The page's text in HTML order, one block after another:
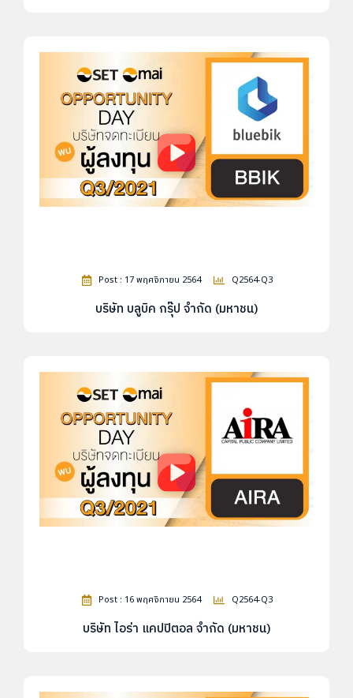
Post : 17 พฤศจิกายน 2564 Q2564-Q3
บริษัท บลูบิค กรุ๊ป จำกัด (มหาชน)
Post : 16 พฤศจิกายน 2564 Q2564-Q3
บริษัท ไอร่า แคปปิตอล จำกัด (มหาชน)